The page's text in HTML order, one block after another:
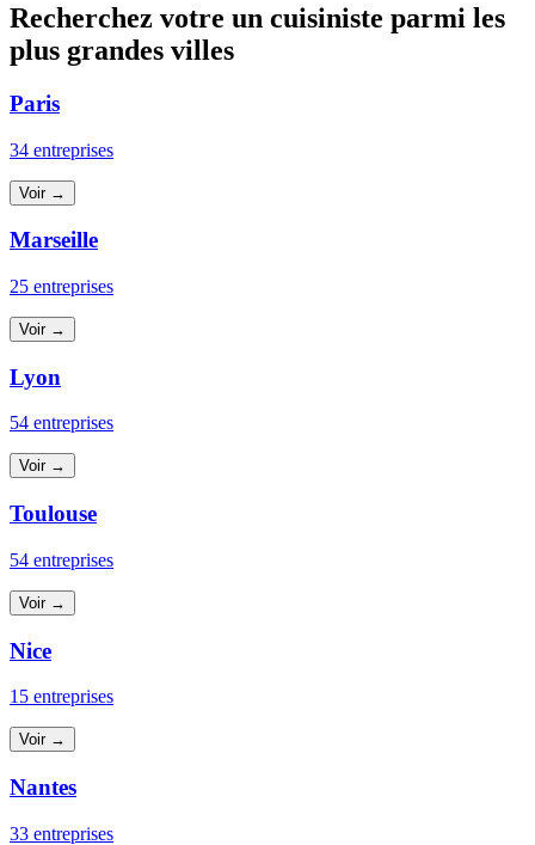
Recherchez votre un cuisiniste parmi les
plus grandes villes
Paris
34 entreprises
Voir →
Marseille
25 entreprises
Voir →
Lyon
54 entreprises
Voir →
Toulouse
54 entreprises
Voir →
Nice
15 entreprises
Voir →
Nantes
33 entreprises